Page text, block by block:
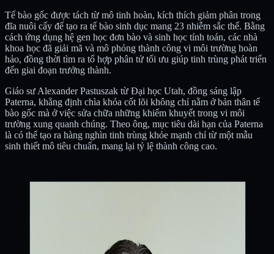
Tế bào gốc được tách từ mô tinh hoàn, kích thích giảm phân trong
đĩa nuôi cấy để tạo ra tế bào sinh dục mang 23 nhiễm sắc thể. Bằng
cách ứng dụng hệ gen học đơn bào và sinh học tính toán, các nhà
khoa học đã giải mã và mô phỏng thành công vi môi trường hoàn
hảo, đồng thời tìm ra tổ hợp phân tử tối ưu giúp tinh trùng phát triển
đến giai đoạn trưởng thành.
Giáo sư Alexander Pastuszak từ Đại học Utah, đồng sáng lập
Paterna, khẳng định chìa khóa cốt lõi không chỉ nằm ở bản thân tế
bào gốc mà ở việc sửa chữa những khiếm khuyết trong vi môi
trường xung quanh chúng. Theo ông, mục tiêu dài hạn của Paterna
là có thể tạo ra hàng nghìn tinh trùng khỏe mạnh chỉ từ một mẫu
sinh thiết mô tiêu chuẩn, mang lại tỷ lệ thành công cao.